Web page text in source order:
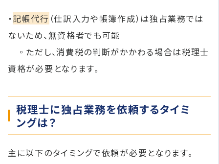
・記帳代行 （仕訳入力や帳簿作成）は独占業務では
ないため、無資格者でも可能
◦ただし、消費税の判断がかかわる場合は税理士
資格が必要となります。
税理士に独占業務を依頼するタイミ
ングは？
主に以下のタイミングで依頼が必要となります。